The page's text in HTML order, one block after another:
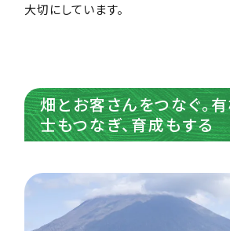
大切にしています。
畑とお客さんをつなぐ。
士もつなぎ、育成もする